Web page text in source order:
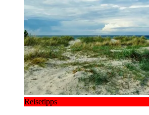
Reisetipps